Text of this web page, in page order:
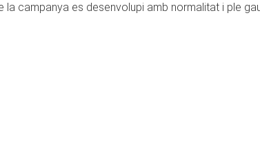
campanya es desenvolupi amb normalitat i ple